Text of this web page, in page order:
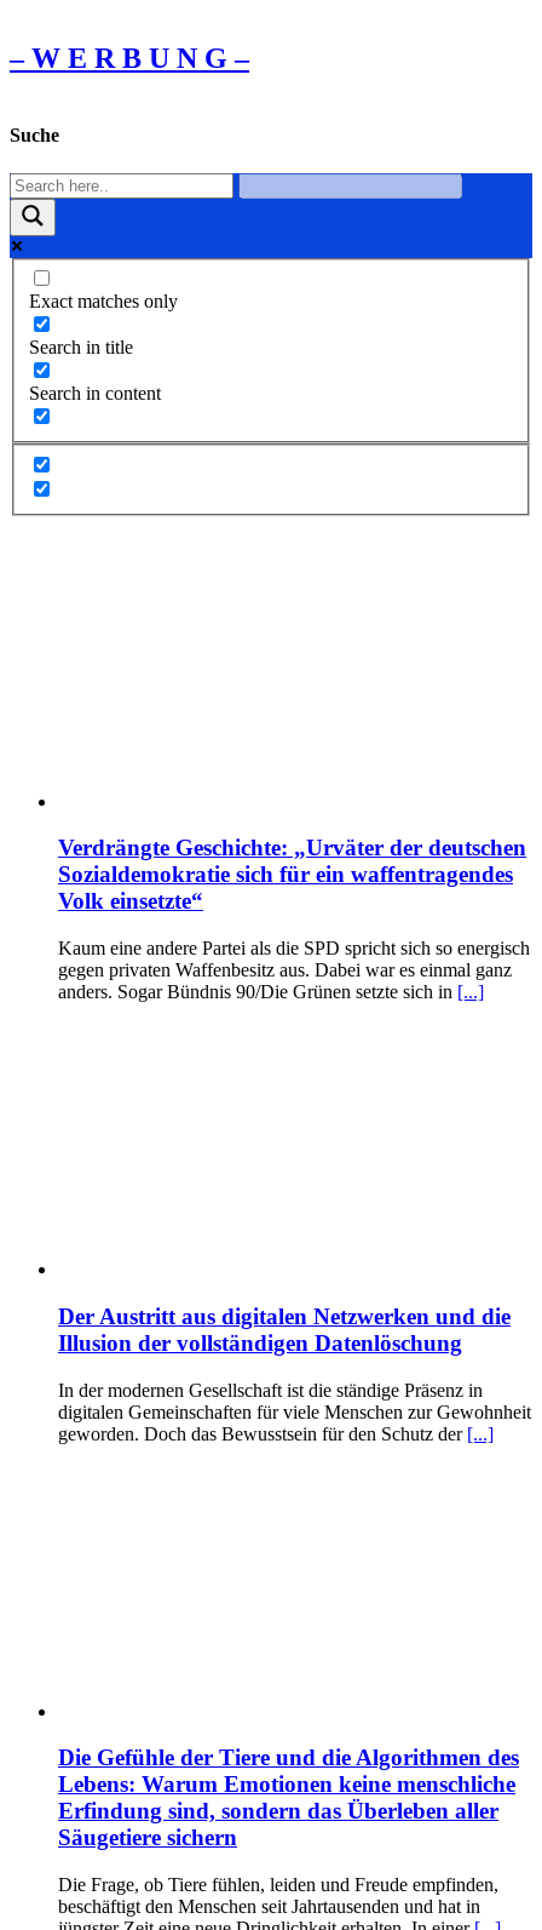
– W Ε R Β U Ν G –
Suche
Exact matches only
Search in title
Search in content
Verdrängte Geschichte: „Urväter der deutschen
Sozialdemokratie sich für ein waffentragendes
Volk einsetzte“
Kaum eine andere Partei als die SPD spricht sich so energisch
gegen privaten Waffenbesitz aus. Dabei war es einmal ganz
anders. Sogar Bündnis 90/Die Grünen setzte sich in [...]
Der Austritt aus digitalen Netzwerken und die
Illusion der vollständigen Datenlöschung
In der modernen Gesellschaft ist die ständige Präsenz in
digitalen Gemeinschaften für viele Menschen zur Gewohnheit
geworden. Doch das Bewusstsein für den Schutz der [...]
Die Gefühle der Tiere und die Algorithmen des
Lebens: Warum Emotionen keine menschliche
Erfindung sind, sondern das Überleben aller
Säugetiere sichern
Die Frage, ob Tiere fühlen, leiden und Freude empfinden,
beschäftigt den Menschen seit Jahrtausenden und hat in